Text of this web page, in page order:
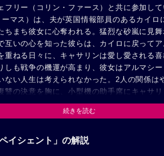
フリー（コリン・ファース）と共に参加し
マス）は、夫が英国情報部員のあるカイロ
ちまち彼女に心奪われる。猛烈な砂嵐に見
互いの心を知った彼らは、カイロに戻って
重ねる日々に、キャサリンは愛し愛される
しも戦争の機運が高まり、彼女はアルマシ
ない人生は考えられなかった。2人の関係は
讐の決意を胸に、小型機の助手席にキャサ
近くでキャンプの引き上げ作業にあたるアル
カナダ人のカラヴァッジョ（ウィレム・デフ
）に親指を切り取られ、その原因がアルマシ
続きを読む
イシェント」の解説